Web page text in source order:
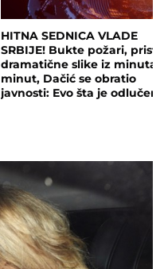
HITNA SEDNICA VLADE
SRBIJE! Bukte požari,
dramatične slike iz minuta
minut, Dačić se obratio
javnosti: Evo šta je